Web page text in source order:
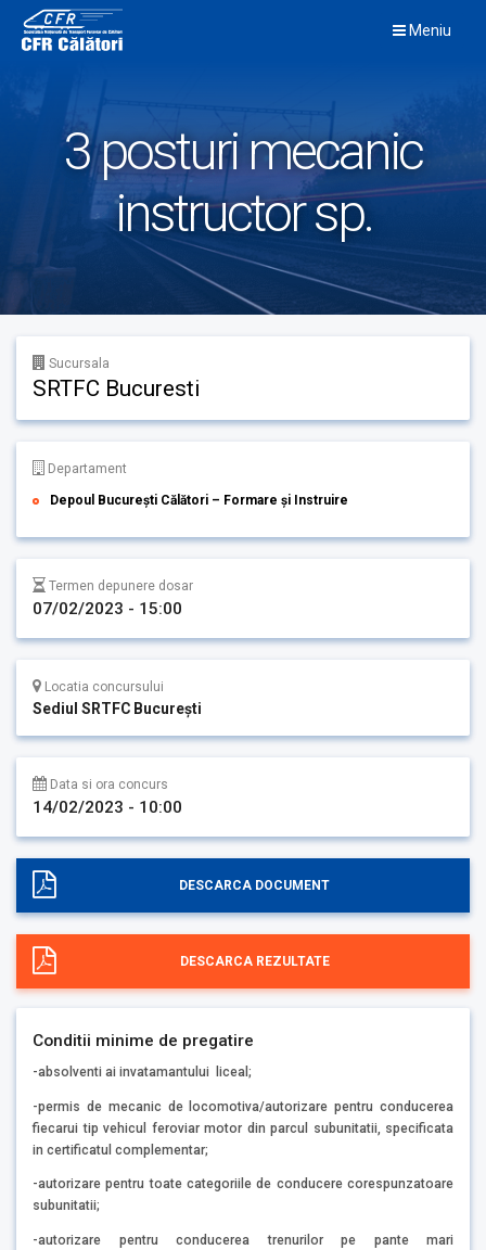
content
Meniu
3 posturi mecanic
instructor sp.
Sucursala
SRTFC Bucuresti
Departament
Depoul București Călători – Formare și Instruire
Termen depunere dosar
07/02/2023 - 15:00
Locatia concursului
Sediul SRTFC București
Data si ora concurs
14/02/2023 - 10:00
DESCARCA DOCUMENT
DESCARCA REZULTATE
Conditii minime de pregatire
-absolventi ai invatamantului liceal;
-permis de mecanic de locomotiva/autorizare pentru conducerea
fiecarui tip vehicul feroviar motor din parcul subunitatii, specificata
in certificatul complementar;
-autorizare pentru toate categoriile de conducere corespunzatoare
subunitatii;
-autorizare pentru conducerea trenurilor pe pante mari